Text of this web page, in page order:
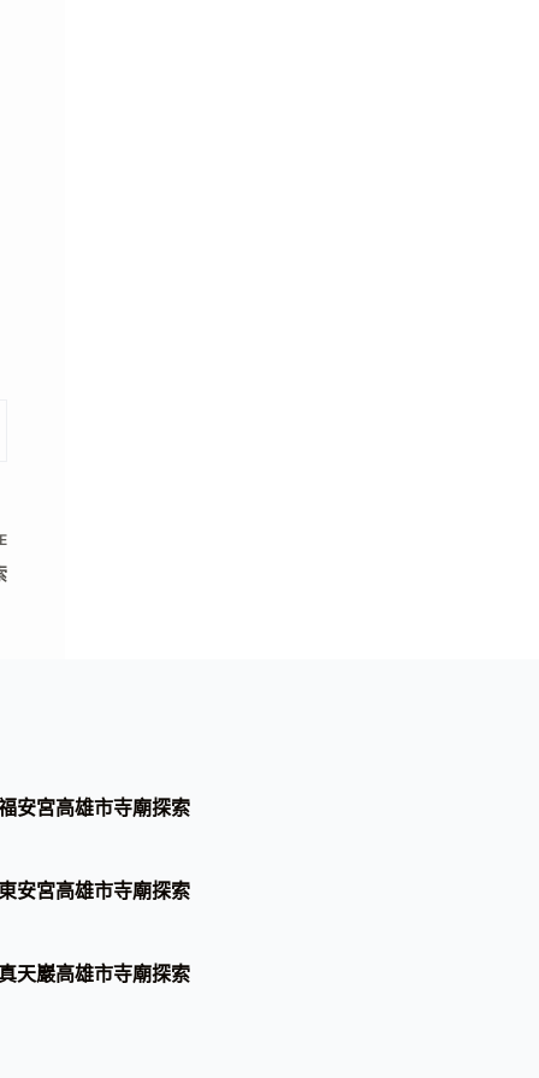
安宮高雄市寺廟探索
安宮高雄市寺廟探索
天巖高雄市寺廟探索